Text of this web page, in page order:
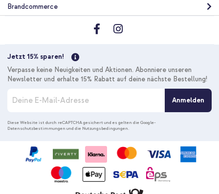
Brandcommerce
Jetzt 15% sparen!
Verpasse keine Neuigkeiten und Aktionen. Abonniere unseren
Newsletter und erhalte 15% Rabatt auf deine nächste Bestellung!
d
e
Anmelden
Diese Website ist durch reCAPTCHA gesichert und es gelten dieGoogle-
Datenschutzbestimmungen und die Nutzungsbedingungen.